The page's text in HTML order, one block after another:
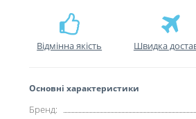
Відмінна якість Швидка
Основні характеристики
Бренд: